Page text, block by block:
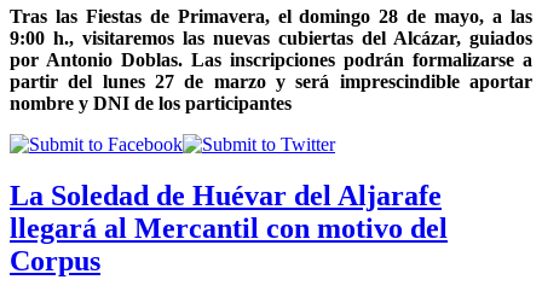
Tras las Fiestas de Primavera, el domingo 28 de mayo, a las
9:00 h., visitaremos las nuevas cubiertas del Alcázar, guiados
por Antonio Doblas. Las inscripciones podrán formalizarse a
partir del lunes 27 de marzo y será imprescindible aportar
nombre y DNI de los participantes
La Soledad de Huévar del Aljarafe
llegará al Mercantil con motivo del
Corpus